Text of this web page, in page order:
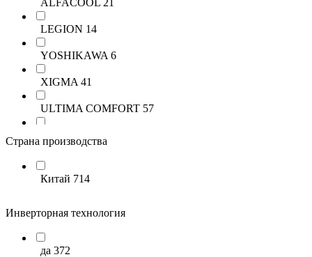
36+
ALFACOOL 21
LEGION 14
YOSHIKAWA 6
XIGMA 41
ULTIMA COMFORT 57
ROYAL CLIMA
LG 16
Hisense
Страна производства
Китай 714
Инверторная технология
да 372